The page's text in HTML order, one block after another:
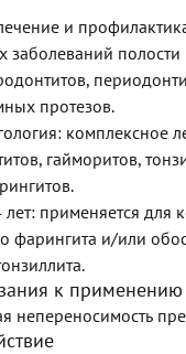
и
заболеваний полости
протезов.
комплексное
гайморитов,
применяется для
фарингита и/или
к применению
непереносимость